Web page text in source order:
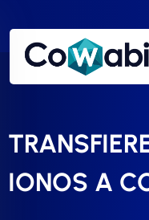
IONOS A